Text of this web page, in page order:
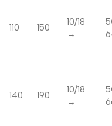
110 150
10/18
→
140 190
10/18
→